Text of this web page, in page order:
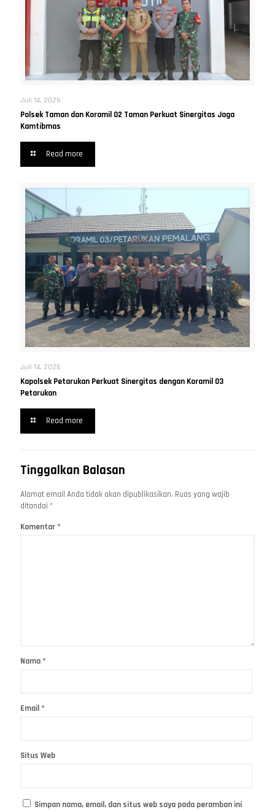
Juli 14, 2026
Polsek Taman dan Koramil 02 Taman Perkuat Sinergitas Jaga
Kamtibmas
Read more
Juli 14, 2026
Kapolsek Petarukan Perkuat Sinergitas dengan Koramil 03
Petarukan
Read more
Tinggalkan Balasan
Alamat email Anda tidak akan dipublikasikan. Ruas yang wajib
ditandai *
Komentar *
Nama *
Email *
Situs Web
Simpan nama, email, dan situs web saya pada peramban ini